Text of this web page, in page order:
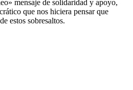
mensaje de solidaridad y apoyo,
que nos hiciera pensar que
estos sobresaltos.